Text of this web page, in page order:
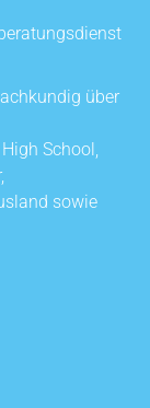
über
School,
sowie